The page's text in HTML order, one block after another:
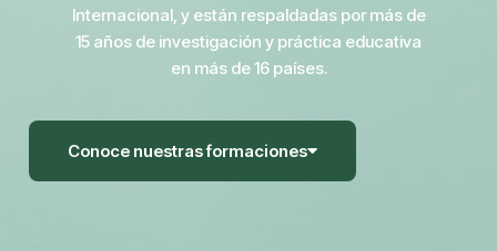
Internacional, y están respaldadas por más de
15 años de investigación y práctica educativa
en más de 16 países.
Conoce nuestras formaciones